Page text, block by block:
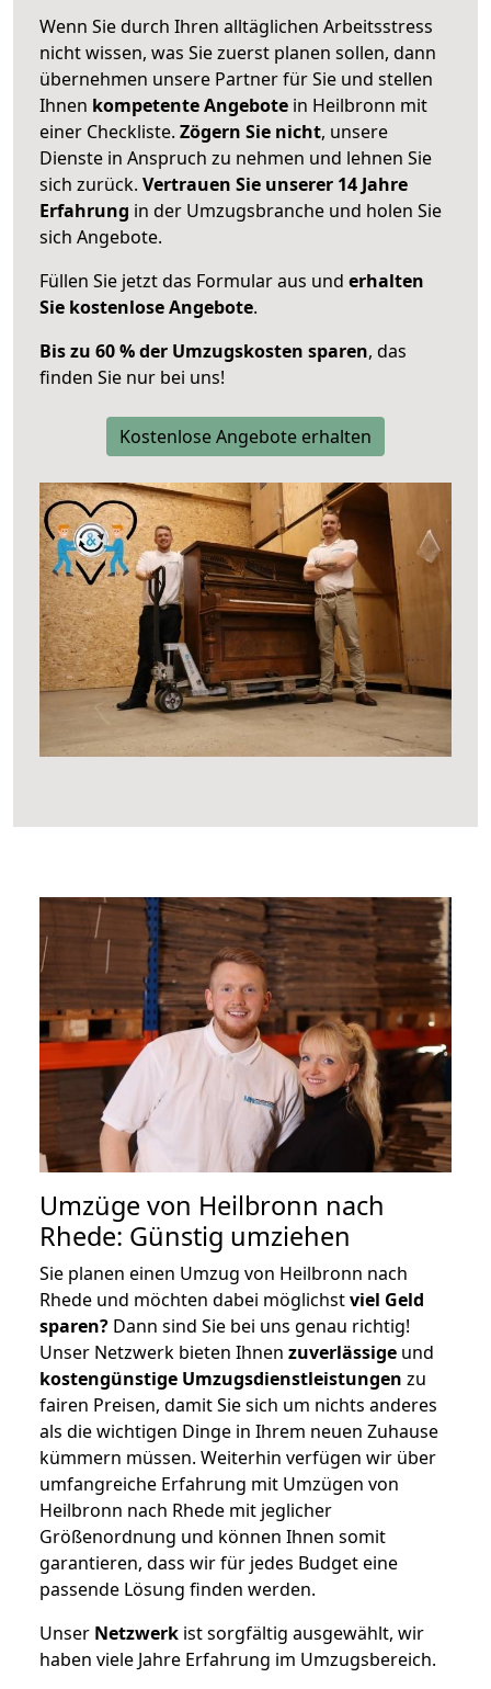
Wenn Sie durch Ihren alltäglichen Arbeitsstress
nicht wissen, was Sie zuerst planen sollen, dann
übernehmen unsere Partner für Sie und stellen
Ihnen kompetente Angebote in Heilbronn mit
einer Checkliste. Zögern Sie nicht, unsere
Dienste in Anspruch zu nehmen und lehnen Sie
sich zurück. Vertrauen Sie unserer 14 Jahre
Erfahrung in der Umzugsbranche und holen Sie
sich Angebote.
Füllen Sie jetzt das Formular aus und erhalten
Sie kostenlose Angebote.
Bis zu 60 % der Umzugskosten sparen, das
finden Sie nur bei uns!
Kostenlose Angebote erhalten
Umzüge von Heilbronn nach
Rhede: Günstig umziehen
Sie planen einen Umzug von Heilbronn nach
Rhede und möchten dabei möglichstviel Geld
sparen? Dann sind Sie bei uns genau richtig!
Unser Netzwerk bieten Ihnen zuverlässige und
kostengünstige Umzugsdienstleistungen zu
fairen Preisen, damit Sie sich um nichts anderes
als die wichtigen Dinge in Ihrem neuen Zuhause
kümmern müssen. Weiterhin verfügen wir über
umfangreiche Erfahrung mit Umzügen von
Heilbronn nach Rhede mit jeglicher
Größenordnung und können Ihnen somit
garantieren, dass wir für jedes Budget eine
passende Lösung finden werden.
Unser Netzwerk ist sorgfältig ausgewählt, wir
haben viele Jahre Erfahrung im Umzugsbereich.